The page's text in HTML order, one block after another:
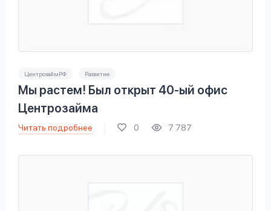
ЦентрозаймРФ Развитие
Мы растем! Был открыт 40-ый офис
Центрозайма
Читать подробнее 0 7 787